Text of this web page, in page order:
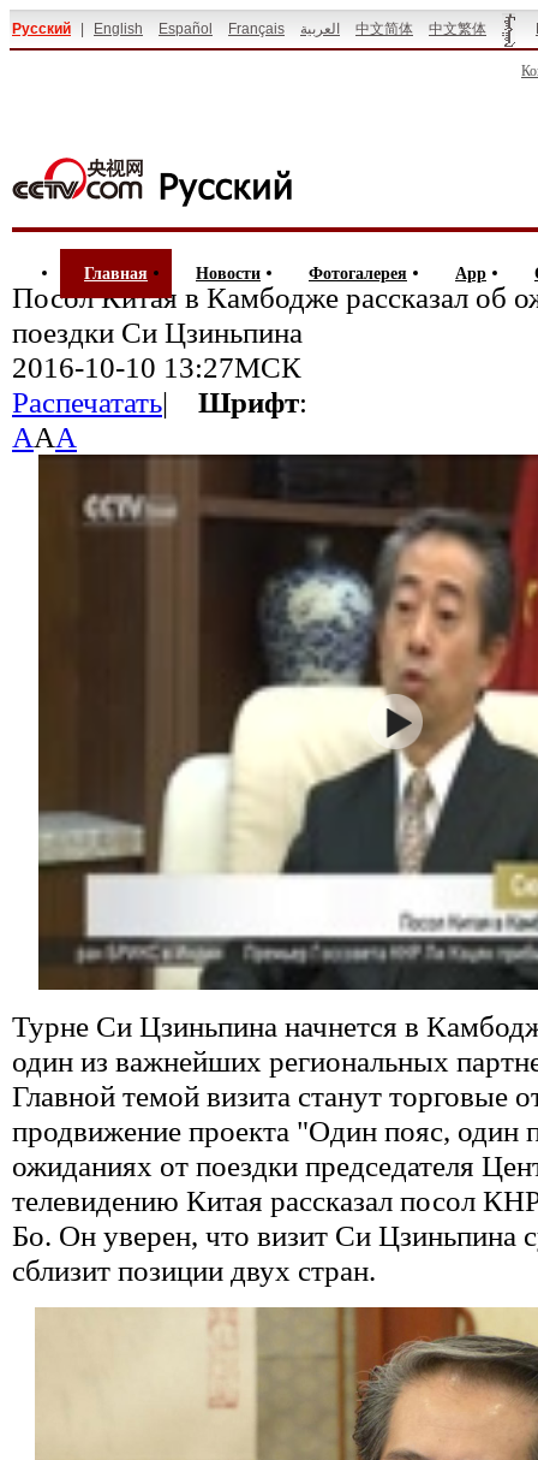
Русский English Español Français العربية 中文简体 中文繁体
Главная Новости Фотогалерея App
Посол Китая в Камбодже рассказал об
поездки Си Цзиньпина
2016-10-10 13:27МСК
Распечатать| Шрифт:
AAA
Турне Си Цзиньпина начнется в
один из важнейших региональных
Главной темой визита станут торговые
продвижение проекта "Один пояс, один
ожиданиях от поездки председателя
телевидению Китая рассказал посол
Бо. Он уверен, что визит Си Цзиньпина
сблизит позиции двух стран.